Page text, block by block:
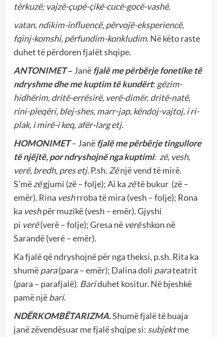
tërkuzë; vajzë-çupë-çikë-cucë-gocë-vashë.
vatan, ndikim-influencë, përvojë-eksperiencë,
fqinj-komshi, përfundim-konkludim. Në këto raste
duhet të përdoren fjalët shqipe.
ANTONIMET– Janë fjalë me përbërje fonetike të
ndryshme dhe me kuptim të kundërt: gëzim-
hidhërim, dritë-errësirë, verë-dimër, dritë-natë,
rini-pleqëri, blej-shes, marr-jap, këndoj-vajtoj, i ri-
plak, i mirë-i keq, afër-larg etj.
HOMONIMET– Janë fjalë me përbërje tingullore
të njëjtë, por ndryshojnë nga kuptimi: zë, vesh,
verë, bredh, pres etj.P.sh. Zënjë vend të mirë.
S’mëzëgjumi (zë – folje); Ai ka zëtë bukur (zë –
emër). Rina veshrroba të mira (vesh – folje); Rona
ka veshpër muzikë (vesh – emër). Gjyshi
pi verë(verë – folje); Gresa në verëshkon në
Sarandë (verë – emër).
Ka fjalë që ndryshojnë për nga theksi, p.sh. Rita ka
shumëpara(para – emër); Dalina doli parateatrit
(para – parafjalë). Bariduhet kositur. Në bjeshkë
pamë njëbari.
NDËRKOMBËTARIZMA.Shumë fjalë të huaja
janë zëvendësuar me fjalë shqipe si: subjektme